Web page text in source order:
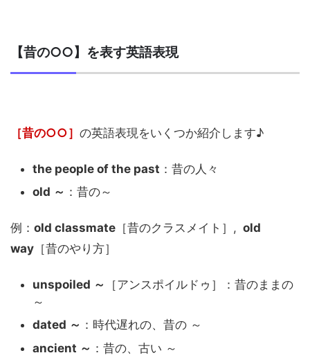
【昔の○○】を表す英語表現
［昔の○○］ の英語表現をいくつか紹介します♪
the people of the past ：昔の人々
old ～ ：昔の～
例： old classmate ［昔のクラスメイト］, old
way ［昔のやり方］
unspoiled ～
［アンスポイルドゥ］：昔のままの
～
dated ～ ：時代遅れの、昔の ～
ancient ～ ：昔の、古い ～